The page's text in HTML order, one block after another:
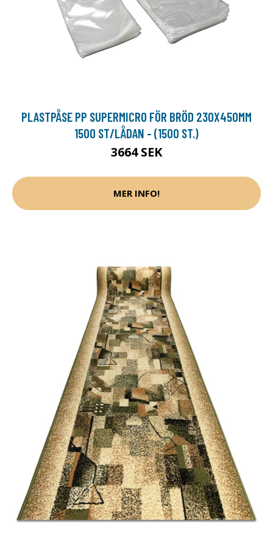
PLASTPÅSE PP SUPERMICRO FÖR BRÖD 230X450MM
1500 ST/LÅDAN - (1500 ST.)
3664 SEK
MER INFO!